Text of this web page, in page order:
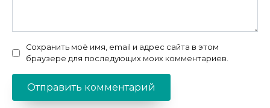
Сохранить моё имя, email и адрес сайта в этом
браузере для последующих моих комментариев.